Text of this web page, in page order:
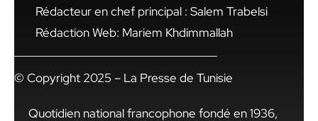
Rédacteur en chef principal : Salem Trabelsi
Rédaction Web: Mariem Khdimmallah
© Copyright 2025 – La Presse de Tunisie
Quotidien national francophone fondé en 1936,